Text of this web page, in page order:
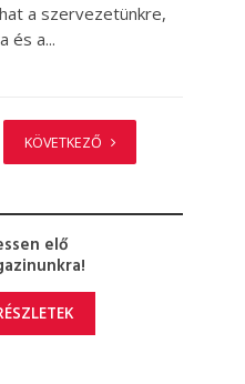
a szervezetünkre,
és a...
KÖVETKEZŐ
elő